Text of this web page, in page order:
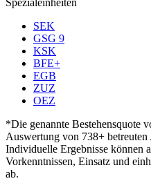
Spezialeinheiten
SEK
GSG 9
KSK
BFE+
EGB
ZUZ
OEZ
*Die genannte Bestehensquote
Auswertung von 738+
Individuelle Ergebnisse können
Vorkenntnissen, Einsatz und
ab.